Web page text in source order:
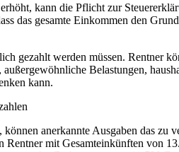
kann die Pflicht zur
das gesamte Einkommen den
gezahlt werden müssen. Rentner
Belastungen,
kann.
anerkannte Ausgaben das zu
Rentner mit Gesamteinkünften von